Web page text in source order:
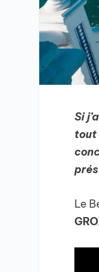
Si
tout
Le